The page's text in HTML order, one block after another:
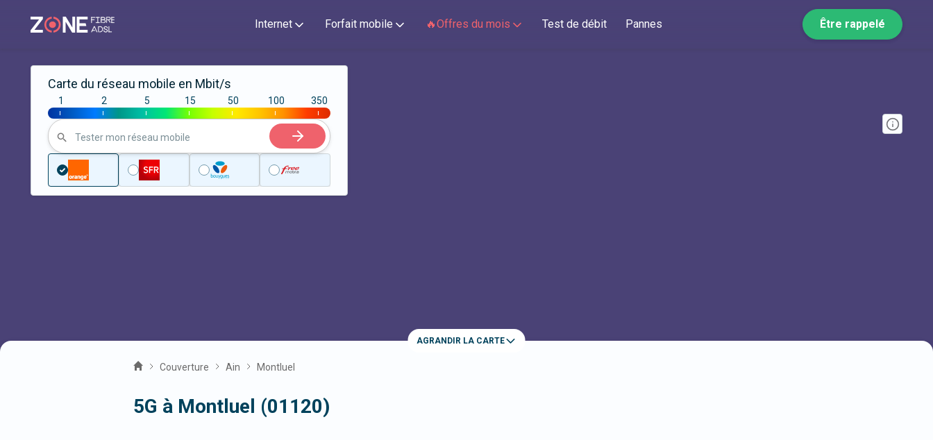
Internet Forfait mobile 🔥Offres du mois Test de débit Pannes Être rappelé
Carte du réseau mobile en Mbit/s
|
1
|
2
|
5
|
15
|
50
|
100
|
350
Tester mon réseau mobile
AGRANDIR LA CARTE
Couverture Ain Montluel
5G à Montluel (01120)